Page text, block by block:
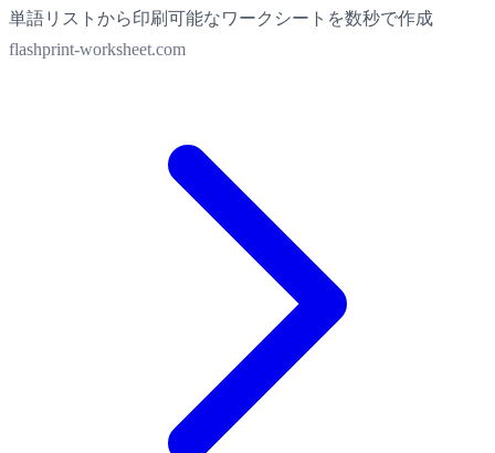
単語リストから印刷可能なワークシートを数秒で作成
flashprint-worksheet.com